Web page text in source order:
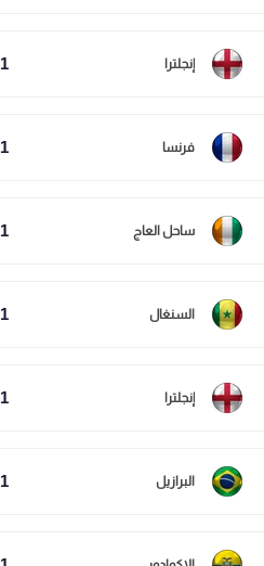
إنجلترا 1
فرنسا 1
ساحل العاج 1
السنغال 1
إنجلترا 1
البرازيل 1